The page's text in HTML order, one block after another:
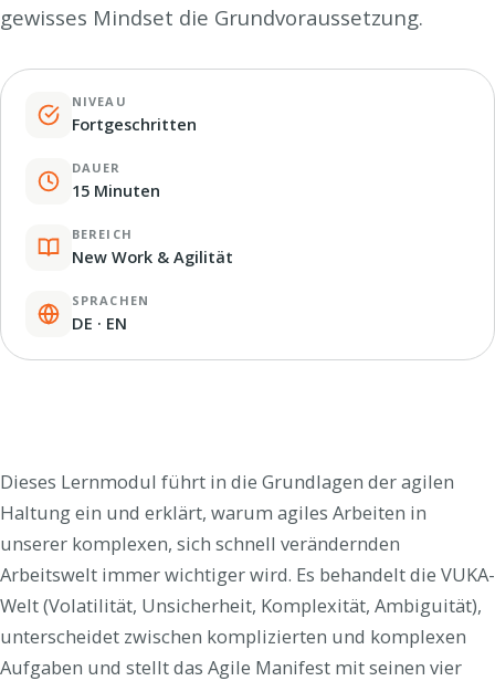
gewisses Mindset die Grundvoraussetzung.
NIVEAU
Fortgeschritten
DAUER
15 Minuten
BEREICH
New Work & Agilität
SPRACHEN
DE · EN
Dieses Lernmodul führt in die Grundlagen der agilen
Haltung ein und erklärt, warum agiles Arbeiten in
unserer komplexen, sich schnell verändernden
Arbeitswelt immer wichtiger wird. Es behandelt die VUKA-
Welt (Volatilität, Unsicherheit, Komplexität, Ambiguität),
unterscheidet zwischen komplizierten und komplexen
Aufgaben und stellt das Agile Manifest mit seinen vier